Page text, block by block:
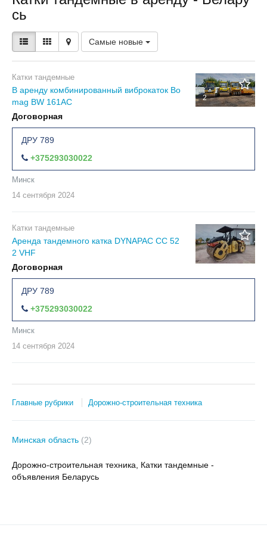
сь
Самые новые
2
Катки тандемные
В аренду комбинированный виброкаток Bo
mag BW 161AC
Договорная
ДРУ 789
+375293030022
Минск
14 сентября 2024
Катки тандемные
Аренда тандемного катка DYNAPAC CC 52
2 VHF
Договорная
ДРУ 789
+375293030022
Минск
14 сентября 2024
Главные рубрики Дорожно-строительная техника
Минская область (2)
Дорожно-строительная техника, Катки тандемные -
объявления Беларусь